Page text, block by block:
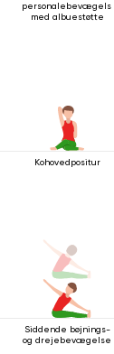
personalebevægelse
med albuestøtte
Kohovedpositur
Siddende bøjnings-
og drejebevægelse